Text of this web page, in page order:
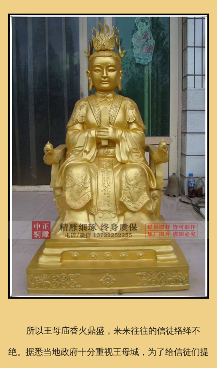
所以王母庙香火鼎盛，来来往往的信徒络绎不
绝。据悉当地政府十分重视王母城，为了给信徒们提